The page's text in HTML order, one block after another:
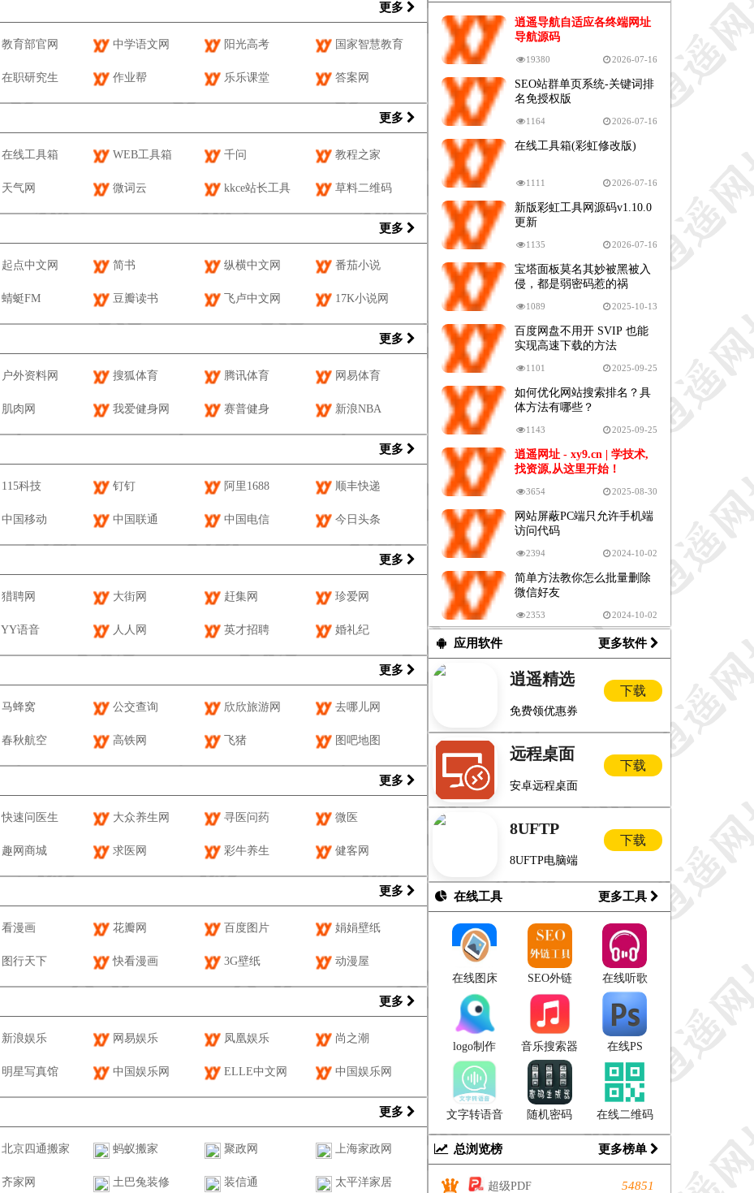
更多
教育部官网 中学语文网 阳光高考 国家智慧教育
在职研究生 作业帮 乐乐课堂 答案网
更多
在线工具箱 WEB工具箱 千问 教程之家
天气网 微词云 kkce站长工具 草料二维码
更多
起点中文网 简书 纵横中文网 番茄小说
蜻蜓FM 豆瓣读书 飞卢中文网 17K小说网
更多
户外资料网 搜狐体育 腾讯体育 网易体育
肌肉网 我爱健身网 赛普健身 新浪NBA
更多
115科技 钉钉 阿里1688 顺丰快递
中国移动 中国联通 中国电信 今日头条
更多
猎聘网 大街网 赶集网 珍爱网
YY语音 人人网 英才招聘 婚礼纪
更多
马蜂窝 公交查询 欣欣旅游网 去哪儿网
春秋航空 高铁网 飞猪 图吧地图
更多
快速问医生 大众养生网 寻医问药 微医
趣网商城 求医网 彩牛养生 健客网
更多
看漫画 花瓣网 百度图片 娟娟壁纸
图行天下 快看漫画 3G壁纸 动漫屋
更多
新浪娱乐 网易娱乐 凤凰娱乐 尚之潮
明星写真馆 中国娱乐网 ELLE中文网 中国娱乐网
更多
北京四通搬家 蚂蚁搬家 聚政网 上海家政网
齐家网 土巴兔装修 装信通 太平洋家居
逍遥导航自适应各终端网址
导航源码
19380 2026-07-16
SEO站群单页系统-关键词排
名免授权版
1164 2026-07-16
在线工具箱(彩虹修改版)
1111 2026-07-16
新版彩虹工具网源码v1.10.0
更新
1135 2026-07-16
宝塔面板莫名其妙被黑被入
侵，都是弱密码惹的祸
1089 2025-10-13
百度网盘不用开 SVIP 也能
实现高速下载的方法
1101 2025-09-25
如何优化网站搜索排名？具
体方法有哪些？
1143 2025-09-25
逍遥网址 - xy9.cn | 学技术,
找资源,从这里开始！
3654 2025-08-30
网站屏蔽PC端只允许手机端
访问代码
2394 2024-10-02
简单方法教你怎么批量删除
微信好友
2353 2024-10-02
应用软件 更多软件
逍遥精选
免费领优惠券
下载
远程桌面
安卓远程桌面
下载
8UFTP
8UFTP电脑端
下载
在线工具 更多工具
在线图床 SEO外链 在线听歌
logo制作 音乐搜索器 在线PS
文字转语音 随机密码 在线二维码
总浏览榜 更多榜单
超级PDF 54851